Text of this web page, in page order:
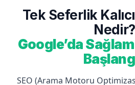
Tek Seferlik
Nedir?
Google’da
SEO (Arama Motoru